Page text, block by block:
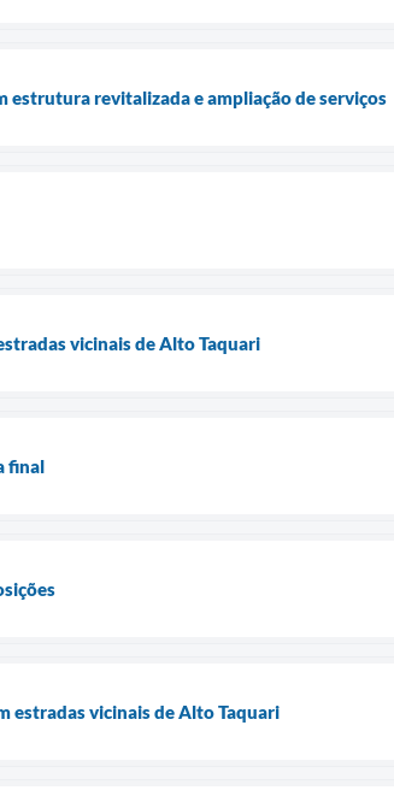
estrutura revitalizada e ampliação de serviços
vicinais de Alto Taquari
final
estradas vicinais de Alto Taquari